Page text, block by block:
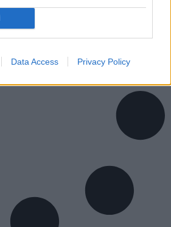
Data Access Privacy Policy